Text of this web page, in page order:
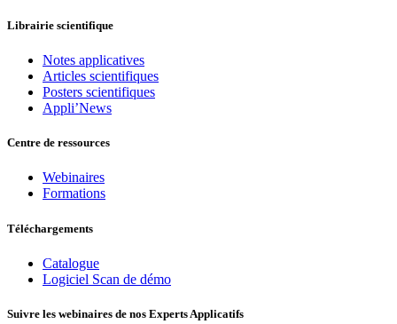
Librairie scientifique
Notes applicatives
Articles scientifiques
Posters scientifiques
Appli’News
Centre de ressources
Webinaires
Formations
Téléchargements
Catalogue
Logiciel Scan de démo
Suivre les webinaires de nos Experts Applicatifs